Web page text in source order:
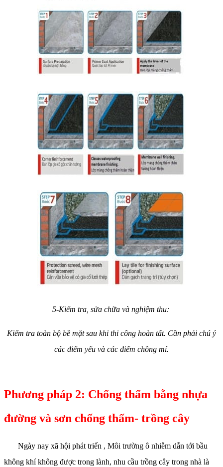
5-Kiểm tra, sửa chữa và nghiệm thu:
Kiểm tra toàn bộ bề mặt sau khi thi công hoàn tất. Cần phải chú ý
các điểm yếu và các điểm chồng mí.
Phương pháp 2: Chống thấm bằng nhựa
đường và sơn chống thấm- trồng cây
Ngày nay xã hội phát triển , Môi trường ô nhiễm dẫn tới bầu
không khí không được trong lành, nhu cầu trồng cây trong nhà là